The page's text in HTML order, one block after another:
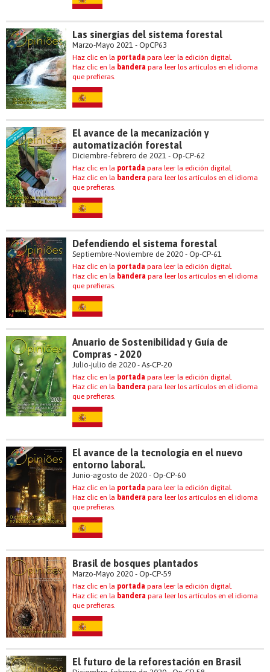
Las sinergias del sistema forestal
Marzo-Mayo 2021 - OpCP63
Haz clic en la portada para leer la edición digital.
Haz clic en la bandera para leer los artículos en el idioma
que prefieras.
El avance de la mecanización y
automatización forestal
Diciembre-febrero de 2021 - Op-CP-62
Haz clic en la portada para leer la edición digital.
Haz clic en la bandera para leer los artículos en el idioma
que prefieras.
Defendiendo el sistema forestal
Septiembre-Noviembre de 2020 - Op-CP-61
Haz clic en la portada para leer la edición digital.
Haz clic en la bandera para leer los artículos en el idioma
que prefieras.
Anuario de Sostenibilidad y Guía de
Compras - 2020
Julio-julio de 2020 - As-CP-20
Haz clic en la portada para leer la edición digital.
Haz clic en la bandera para leer los artículos en el idioma
que prefieras.
El avance de la tecnología en el nuevo
entorno laboral.
Junio-agosto de 2020 - Op-CP-60
Haz clic en la portada para leer la edición digital.
Haz clic en la bandera para leer los artículos en el idioma
que prefieras.
Brasil de bosques plantados
Marzo-Mayo 2020 - Op-CP-59
Haz clic en la portada para leer la edición digital.
Haz clic en la bandera para leer los artículos en el idioma
que prefieras.
El futuro de la reforestación en Brasil